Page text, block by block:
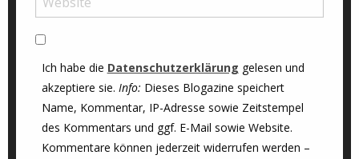
Ich habe die Datenschutzerklärung gelesen und
akzeptiere sie. Info: Dieses Blogazine speichert
Name, Kommentar, IP-Adresse sowie Zeitstempel
des Kommentars und ggf. E-Mail sowie Website.
Kommentare können jederzeit widerrufen werden –